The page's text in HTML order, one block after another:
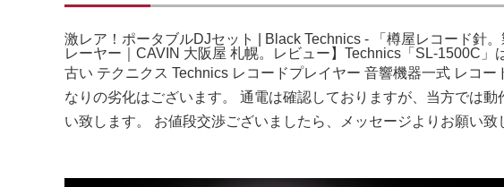
激レア！ポータブルDJセット | Black Technics - 「樽屋レコード針
レーヤー｜CAVIN 大阪屋 札幌。レビュー】Technics「SL-1500C」
古い テクニクス Technics レコードプレイヤー 音響機器一式 レコ
なりの劣化はございます。 通電は確認しておりますが、当方では
い致します。 お値段交渉ございましたら、メッセージよりお願い致